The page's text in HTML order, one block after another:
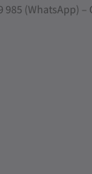
(WhatsApp)